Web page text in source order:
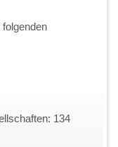
folgenden
134